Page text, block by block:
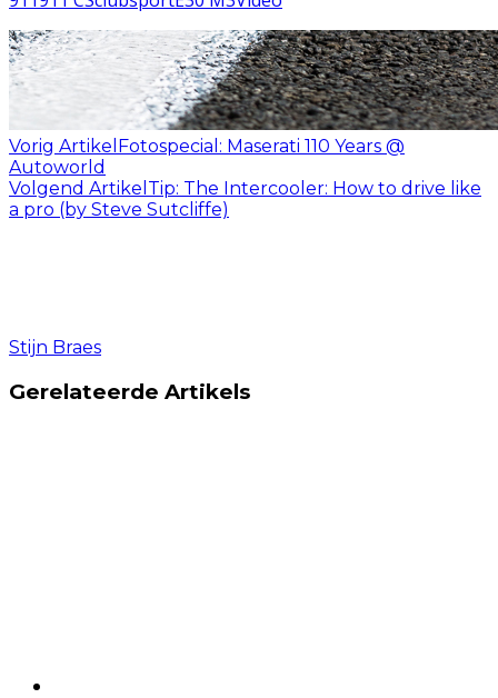
Vorig Artikel Fotospecial: Maserati 110 Years @
Autoworld
Volgend Artikel Tip: The Intercooler: How to drive like
a pro (by Steve Sutcliffe)
Stijn Braes
Gerelateerde Artikels